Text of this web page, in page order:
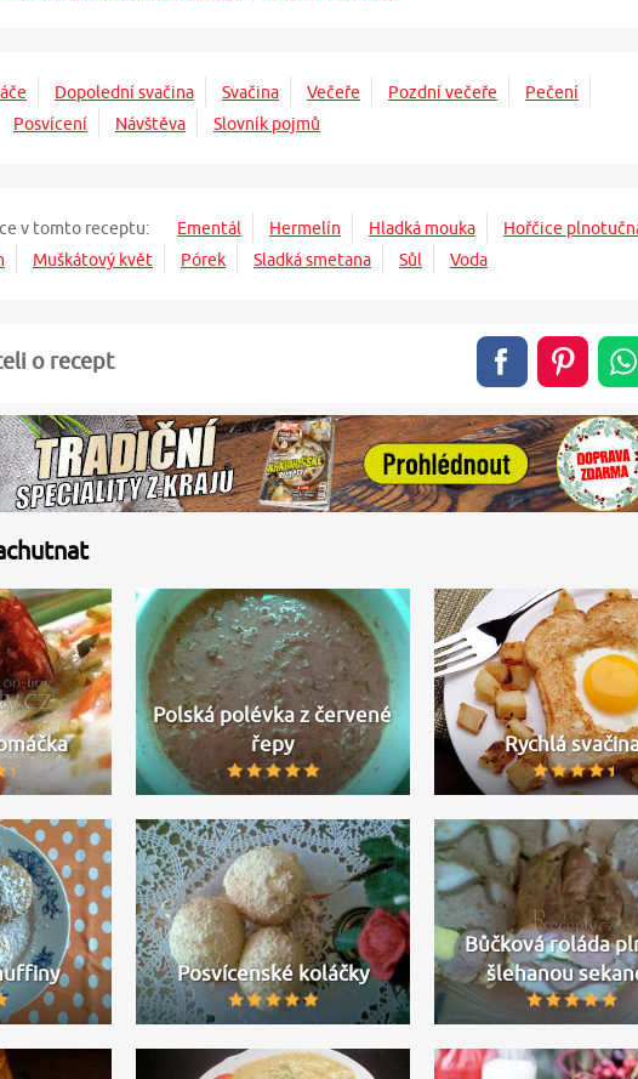
Dopolední svačina Svačina Večeře Pozdní večeře
Pečení
Posvícení Návštěva Slovník pojmů
v tomto receptu: Ementál Hermelín Hladká mouka
Hořčice
Muškátový květ Pórek Sladká smetana Sůl Voda
o recept
Polská polévka z červené
řepy
Rychlá
Posvícenské koláčky
Bůčková roláda
šlehanou